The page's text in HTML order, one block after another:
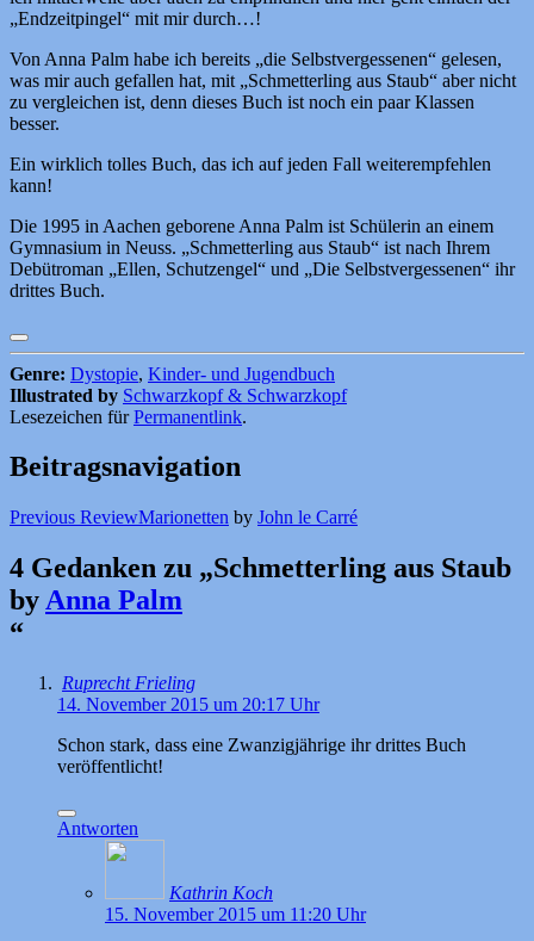
„Endzeitpingel“ mit mir durch…!
Von Anna Palm habe ich bereits „die Selbstvergessenen“ gelesen,
was mir auch gefallen hat, mit „Schmetterling aus Staub“ aber nicht
zu vergleichen ist, denn dieses Buch ist noch ein paar Klassen
besser.
Ein wirklich tolles Buch, das ich auf jeden Fall weiterempfehlen
kann!
Die 1995 in Aachen geborene Anna Palm ist Schülerin an einem
Gymnasium in Neuss. „Schmetterling aus Staub“ ist nach Ihrem
Debütroman „Ellen, Schutzengel“ und „Die Selbstvergessenen“ ihr
drittes Buch.
Genre: Dystopie, Kinder- und Jugendbuch
Illustrated by Schwarzkopf & Schwarzkopf
Lesezeichen fürPermanentlink.
Beitragsnavigation
Previous ReviewMarionetten by John le Carré
4 Gedanken zu „Schmetterling aus Staub
byAnna Palm
“
Ruprecht Frieling
14. November 2015 um 20:17 Uhr
Schon stark, dass eine Zwanzigjährige ihr drittes Buch
veröffentlicht!
Antworten
Kathrin Koch
15. November 2015 um 11:20 Uhr